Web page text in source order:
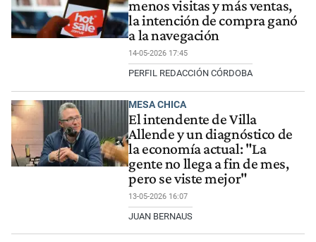
menos visitas y más ventas,
la intención de compra ganó
a la navegación
14-05-2026 17:45
PERFIL REDACCIÓN CÓRDOBA
MESA CHICA
El intendente de Villa
Allende y un diagnóstico de
la economía actual: "La
gente no llega a fin de mes,
pero se viste mejor"
13-05-2026 16:07
JUAN BERNAUS